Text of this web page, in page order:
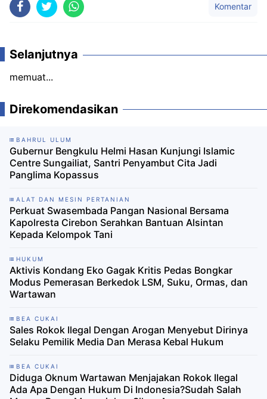
Komentar
Selanjutnya
memuat...
Direkomendasikan
BAHRUL ULUM
Gubernur Bengkulu Helmi Hasan Kunjungi Islamic
Centre Sungailiat, Santri Penyambut Cita Jadi
Panglima Kopassus
ALAT DAN MESIN PERTANIAN
Perkuat Swasembada Pangan Nasional Bersama
Kapolresta Cirebon Serahkan Bantuan Alsintan
Kepada Kelompok Tani
HUKUM
Aktivis Kondang Eko Gagak Kritis Pedas Bongkar
Modus Pemerasan Berkedok LSM, Suku, Ormas, dan
Wartawan
BEA CUKAI
Sales Rokok Ilegal Dengan Arogan Menyebut Dirinya
Selaku Pemilik Media Dan Merasa Kebal Hukum
BEA CUKAI
Diduga Oknum Wartawan Menjajakan Rokok Ilegal
Ada Apa Dengan Hukum Di Indonesia?Sudah Salah